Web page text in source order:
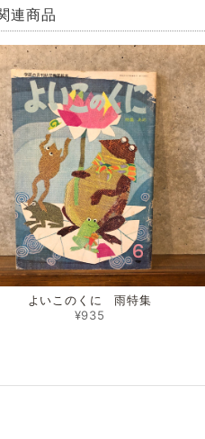
連商品
よいこのくに 雨特集
¥935